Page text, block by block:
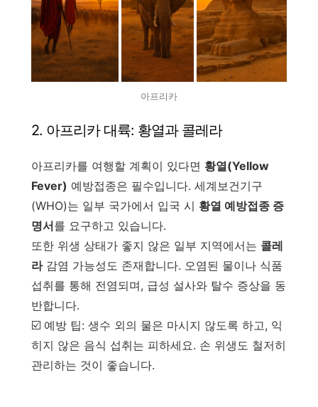
아프리카
2. 아프리카 대륙: 황열과 콜레라
아프리카를 여행할 계획이 있다면 황열(Yellow
Fever) 예방접종은 필수입니다. 세계보건기구
(WHO)는 일부 국가에서 입국 시 황열 예방접종 증
명서를 요구하고 있습니다.
또한 위생 상태가 좋지 않은 일부 지역에서는 콜레
라감염 가능성도 존재합니다. 오염된 물이나 식품
섭취를 통해 전염되며, 급성 설사와 탈수 증상을 동
반합니다.
☑️ 예방 팁: 생수 외의 물은 마시지 않도록 하고, 익
히지 않은 음식 섭취는 피하세요. 손 위생도 철저히
관리하는 것이 좋습니다.